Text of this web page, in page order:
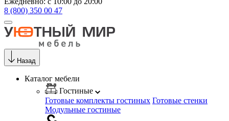
8 (800) 350 00 47
Назад
Каталог мебели
Гостиные
Готовые комплекты гостиных Готовые стенки
Модульные гостиные